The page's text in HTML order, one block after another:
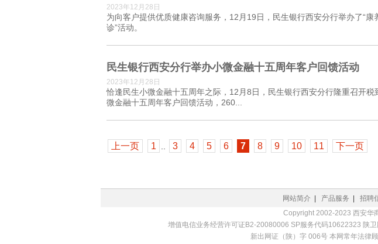
2023年12月28日
为向客户提供优质健康咨询服务，12月19日，民生银行西安分行举办了“康
诊”活动。
民生银行西安分行举办小微金融十五周年客户回馈活动
2023年12月28日
恰逢民生小微金融十五周年之际，12月8日，民生银行西安分行隆重召开税
微金融十五周年客户回馈活动，260...
上一页 1 3 4 5 6 7 8 9 10 11 下一页
网站简介 产品服务 招聘
Copyright 2002-2023 西安华
增值电信业务经营许可证B2-20080006 SP服务代码10622323 陕
新出网证（陕）字 006号 本网常年法律